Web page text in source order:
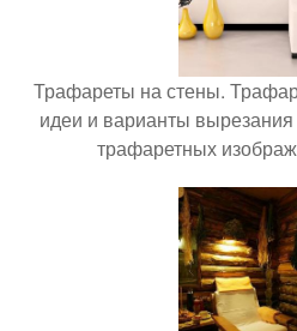
Трафареты на стены.
идеи и варианты
трафаретных